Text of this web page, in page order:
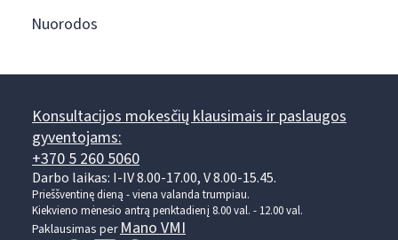
Nuorodos
Konsultacijos mokesčių klausimais ir paslaugos
gyventojams:
+370 5 260 5060
Darbo laikas: I-IV 8.00-17.00, V 8.00-15.45.
Prieššventinę dieną - viena valanda trumpiau.
Kiekvieno mėnesio antrą penktadienį 8.00 val. - 12.00 val.
Paklausimas per Mano VMI